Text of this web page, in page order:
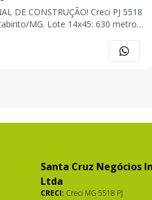
DE CONSTRUÇÃO! Creci PJ 5518
14x45: 630 metros
Falta acabamento) Segundo
Santa Cruz Negócios
Ltda
CRECI: Creci MG 5518 PJ